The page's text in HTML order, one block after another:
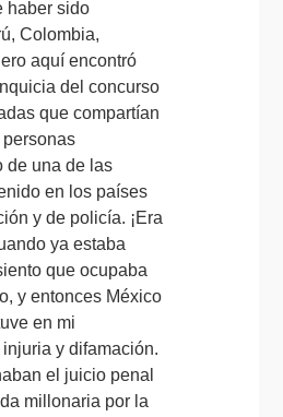
haber sido
Colombia,
aquí encontró
del concurso
que compartían
de una de las
en los países
y de policía. ¡Era
ya estaba
que ocupaba
y entonces México
en mi
y difamación.
el juicio penal
millonaria por la